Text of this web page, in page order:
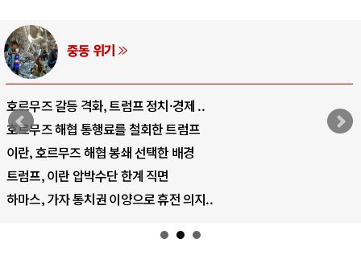
AI와 인간
중국 AI, 저가 공세로 글로벌 토큰 시..
AI 국부펀드 구상 놓고 미국 진보진영 ..
AI 데이터센터 반대 투쟁은 새로운 글로..
AI의 숨은 환경 비용: 데이터센터 확산..
AI는 어떻게 미국 민주주의를 잠식하고 ..